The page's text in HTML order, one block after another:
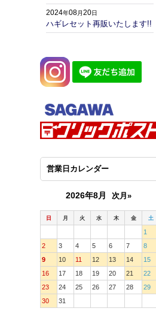
2024年08月20日
ハギレセット再販いたします!!
営業日カレンダー
2026年8月 次月»
日 月 火 水 木 金 土
1
2
3 4 5 6 7
8
9
10 11 12 13 14
15
16
17 18 19 20 21
22
23
24 25 26 27 28
29
30
31